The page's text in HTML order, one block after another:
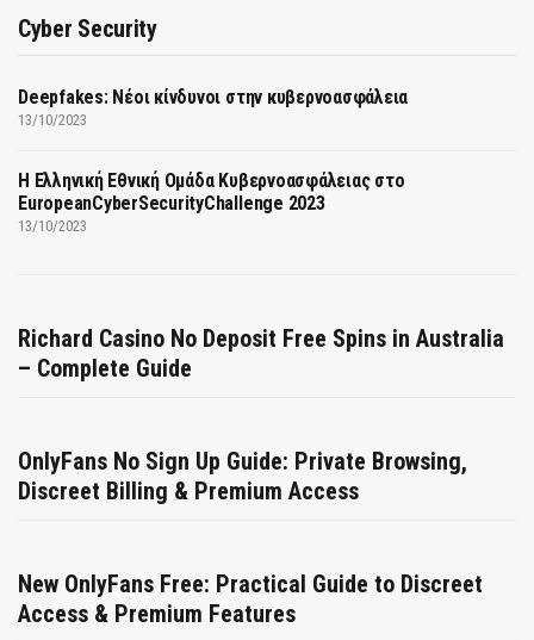
Cyber Security
Deepfakes: Νέοι κίνδυνοι στην κυβερνοασφάλεια
13/10/2023
Η Ελληνική Εθνική Ομάδα Κυβερνοασφάλειας στο
EuropeanCyberSecurityChallenge 2023
13/10/2023
Richard Casino No Deposit Free Spins in Australia
– Complete Guide
OnlyFans No Sign Up Guide: Private Browsing,
Discreet Billing & Premium Access
New OnlyFans Free: Practical Guide to Discreet
Access & Premium Features